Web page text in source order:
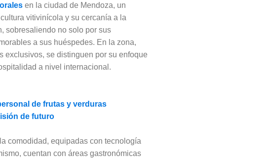
en la ciudad de Mendoza, un
vitivinícola y su cercanía a la
sobresaliendo no solo por sus
a sus huéspedes. En la zona,
exclusivos, se distinguen por su enfoque
a nivel internacional.
de frutas y verduras
de futuro
comodidad, equipadas con tecnología
cuentan con áreas gastronómicas